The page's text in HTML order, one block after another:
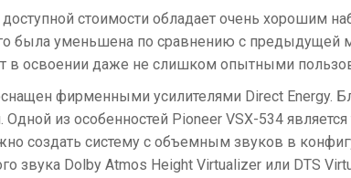
доступной стоимости обладает очень
была уменьшена по сравнению с предыдущей
в освоении даже не слишком опытными
фирменными усилителями Direct Energy.
из особенностей Pioneer VSX-534
создать систему с объемным звуков в
звука Dolby Atmos Height Virtualizer или DTS